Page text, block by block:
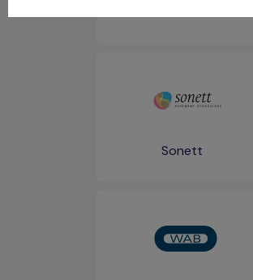
Sonett